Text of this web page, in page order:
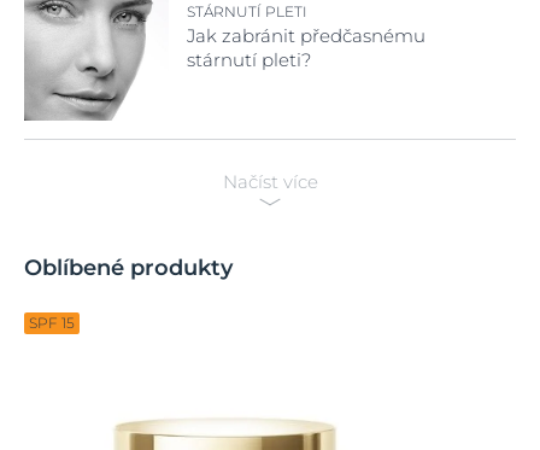
STÁRNUTÍ PLETI
Jak zabránit předčasnému
stárnutí pleti?
Načíst více
Oblíbené produkty
SPF 15